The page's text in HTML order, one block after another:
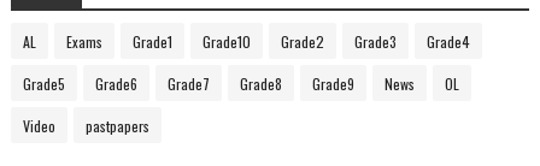
AL Exams Grade1 Grade10 Grade2 Grade3 Grade4
Grade5 Grade6 Grade7 Grade8 Grade9 News OL
Video pastpapers